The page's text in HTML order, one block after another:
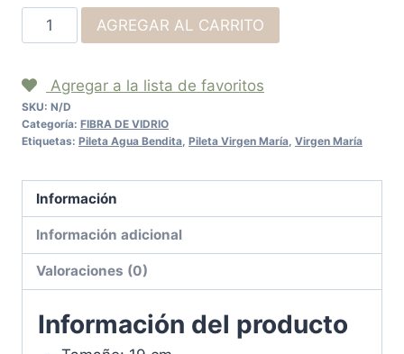
AGREGAR AL CARRITO
Agregar a la lista de favoritos
SKU: N/D
Categoría: FIBRA DE VIDRIO
Etiquetas: Pileta Agua Bendita Pileta Virgen María Virgen María
Información
Información adicional
Valoraciones (0)
Información del producto